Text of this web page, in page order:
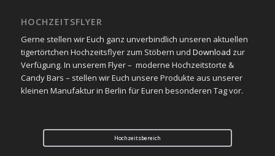
HOCHZEITSFLYER
Gerne stellen wir Euch ganz unverbindlich unseren aktuellen
tigertörtchen Hochzeitsflyer zum Stöbern und Download zur
Verfügung. In unserem Flyer – moderne Hochzeitstorte &
Candy Bars – stellen wir Euch unsere Produkte aus unserer
kleinen Manufaktur in Berlin für Euren besonderen Tag vor.
Hochzeitsbereich